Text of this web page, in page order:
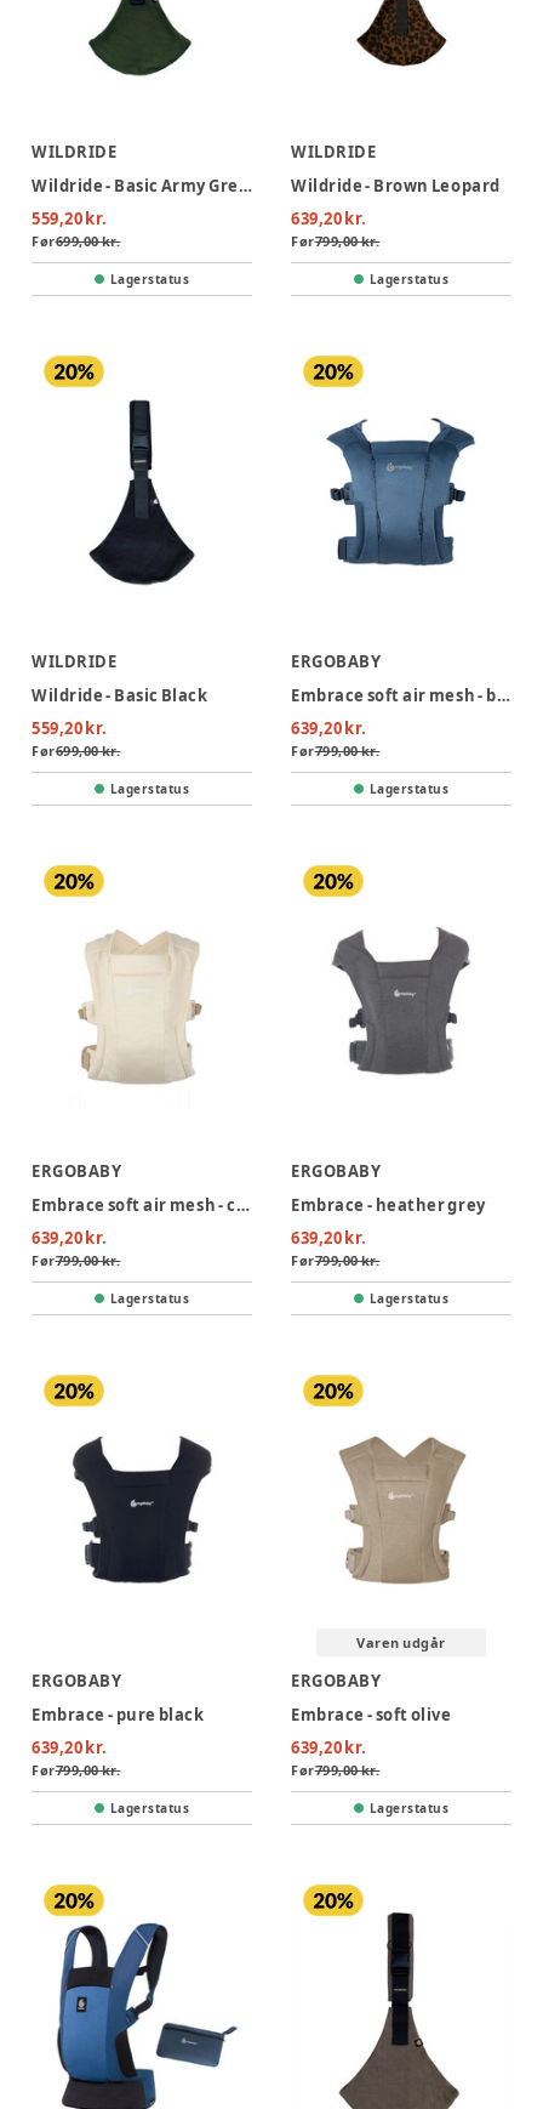
WILDRIDE
Wildride - Basic Army Green
559,20 kr.
Før699,00 kr.
Lagerstatus
WILDRIDE
Wildride - Brown Leopard
639,20 kr.
Før799,00 kr.
Lagerstatus
WILDRIDE
Wildride - Basic Black
559,20 kr.
Før699,00 kr.
Lagerstatus
ERGOBABY
Embrace soft air mesh - blue
639,20 kr.
Før799,00 kr.
Lagerstatus
ERGOBABY
Embrace soft air mesh - cream
639,20 kr.
Før799,00 kr.
Lagerstatus
ERGOBABY
Embrace - heather grey
639,20 kr.
Før799,00 kr.
Lagerstatus
ERGOBABY
Embrace - pure black
639,20 kr.
Før799,00 kr.
Lagerstatus
Varen udgår
ERGOBABY
Embrace - soft olive
639,20 kr.
Før799,00 kr.
Lagerstatus